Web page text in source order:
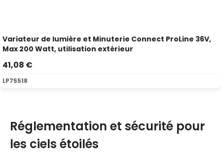
Variateur de lumière et Minuterie Connect ProLine 36V,
Max 200 Watt, utilisation extérieur
41,08 €
LP75518
Réglementation et sécurité pour
les ciels étoilés